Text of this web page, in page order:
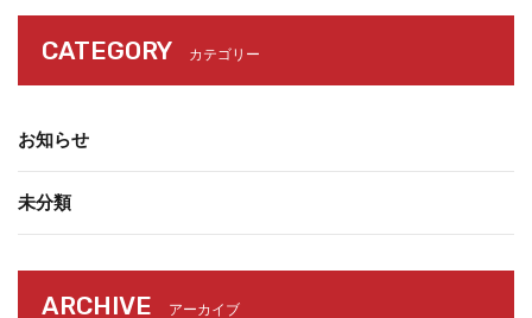
CATEGORY カテゴリー
お知らせ
未分類
ARCHIVE アーカイブ